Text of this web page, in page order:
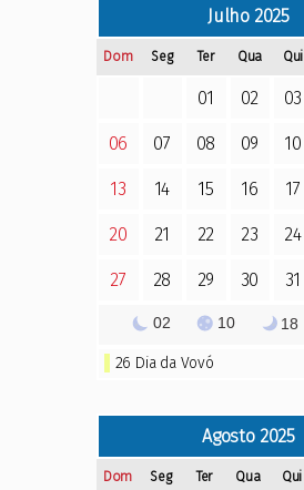
Julho 2025
Dom Seg Ter Qua Qui
01 02 03
06 07 08 09 10
13 14 15 16 17
20 21 22 23 24
27 28 29 30 31
02 10 18
26 Dia da Vovó
Agosto2025
Dom Seg Ter Qua Qui